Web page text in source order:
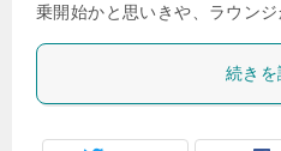
乗開始かと思いきや、ラウン
続き